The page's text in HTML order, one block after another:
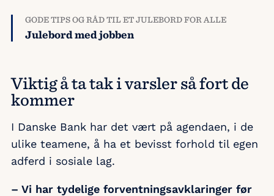
GODE TIPS OG RÅD TIL ET JULEBORD FOR ALLE
Julebord med jobben
Viktig å ta tak i varsler så fort de
kommer
I Danske Bank har det vært på agendaen, i de
ulike teamene, å ha et bevisst forhold til egen
adferd i sosiale lag.
– Vi har tydelige forventningsavklaringer før